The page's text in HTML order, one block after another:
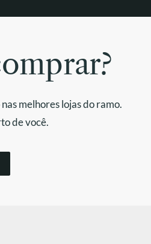
melhores lojas do ramo.
de você.